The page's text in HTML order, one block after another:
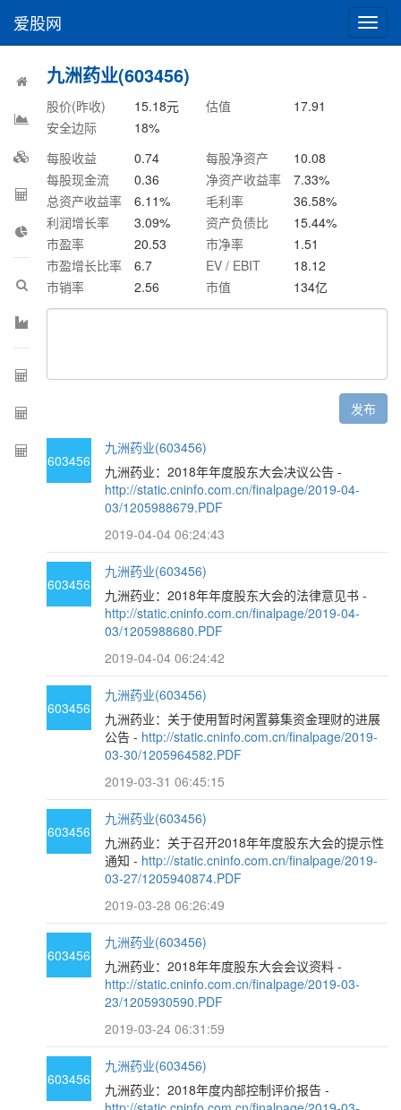
切
换
爱股网
九洲药业(603456)
股价(昨收) 15.18元 估值
17.91
安全边际
18%
每股收益
0.74 每股净资产
10.08
每股现金流
0.36 净资产收益率 7.33%
总资产收益率
6.11% 毛利率 36.58%
利润增长率
3.09% 资产负债比 15.44%
市盈率
20.53 市净率
1.51
市盈增长比率
6.7 EV / EBIT
18.12
市销率
2.56 市值 134亿
发布
603456
九洲药业(603456)
九洲药业：2018年年度股东大会决议公告 -
http://static.cninfo.com.cn/finalpage/2019-04-
03/1205988679.PDF
2019-04-04 06:24:43
603456
九洲药业(603456)
九洲药业：2018年年度股东大会的法律意见书 -
http://static.cninfo.com.cn/finalpage/2019-04-
03/1205988680.PDF
2019-04-04 06:24:42
603456
九洲药业(603456)
九洲药业：关于使用暂时闲置募集资金理财的进展
公告 - http://static.cninfo.com.cn/finalpage/2019-
03-30/1205964582.PDF
2019-03-31 06:45:15
603456
九洲药业(603456)
九洲药业：关于召开2018年年度股东大会的提示性
通知 - http://static.cninfo.com.cn/finalpage/2019-
03-27/1205940874.PDF
2019-03-28 06:26:49
603456
九洲药业(603456)
九洲药业：2018年年度股东大会会议资料 -
http://static.cninfo.com.cn/finalpage/2019-03-
23/1205930590.PDF
2019-03-24 06:31:59
603456
九洲药业(603456)
九洲药业：2018年度内部控制评价报告 -